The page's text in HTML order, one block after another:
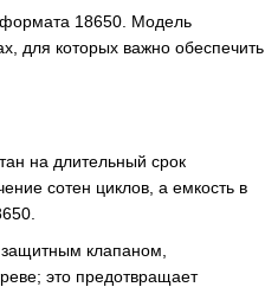
формата 18650. Модель
для которых важно обеспечить
на длительный срок
сотен циклов, а емкость в
клапаном,
это предотвращает